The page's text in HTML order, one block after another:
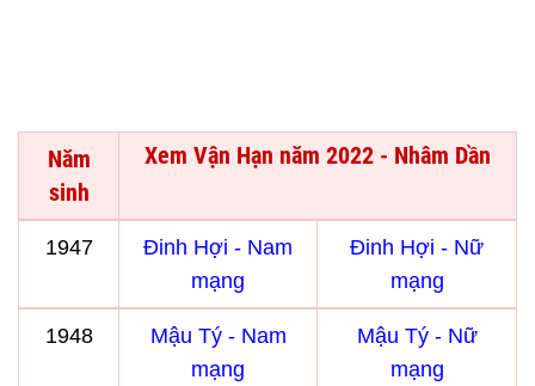
Năm
sinh
Xem Vận Hạn năm 2022 - Nhâm Dần
1947
Đinh Hợi - Nam
mạng
Đinh Hợi - Nữ
mạng
1948
Mậu Tý - Nam
mạng
Mậu Tý - Nữ
mạng